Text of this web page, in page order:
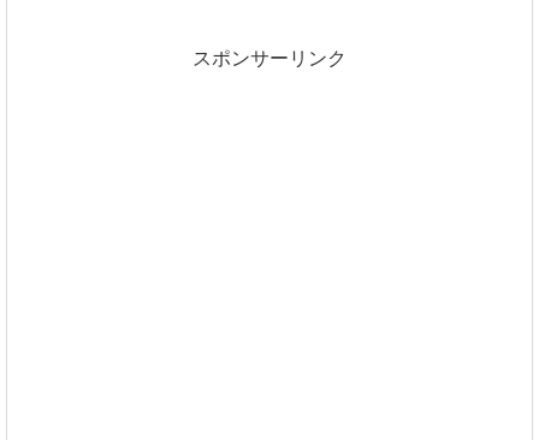
スポンサーリンク